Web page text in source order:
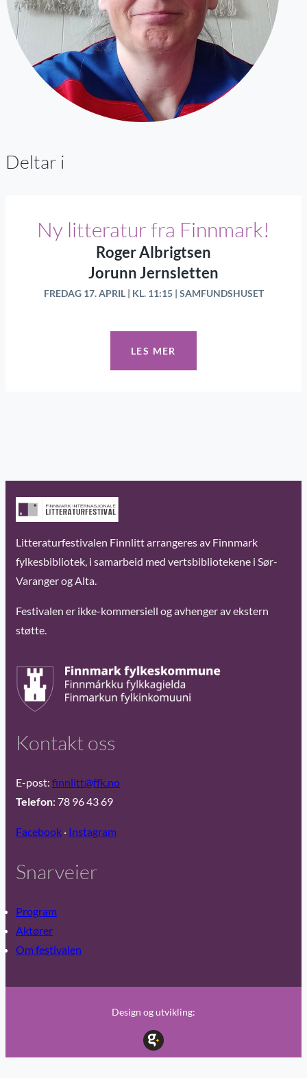
Deltar i
Ny litteratur fra Finnmark!
Roger Albrigtsen
Jorunn Jernsletten
FREDAG 17. APRIL | KL. 11:15 | SAMFUNDSHUSET
LES MER
Litteraturfestivalen Finnlitt arrangeres av Finnmark
fylkesbibliotek, i samarbeid med vertsbibliotekene i Sør-
Varanger og Alta.
Festivalen er ikke-kommersiell og avhenger av ekstern
støtte.
Kontakt oss
E-post: finnlitt@ffk.no
Telefon: 78 96 43 69
Facebook · Instagram
Snarveier
Program
Aktører
Om festivalen
Design og utvikling: